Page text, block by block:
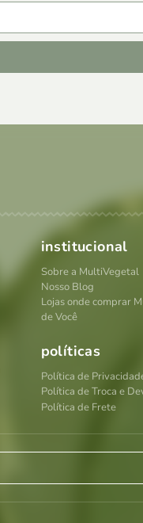
institucional
Sobre a MultiVegetal
Nosso Blog
Lojas onde comprar
de Você
políticas
Política de
Política de Troca e
Política de Frete